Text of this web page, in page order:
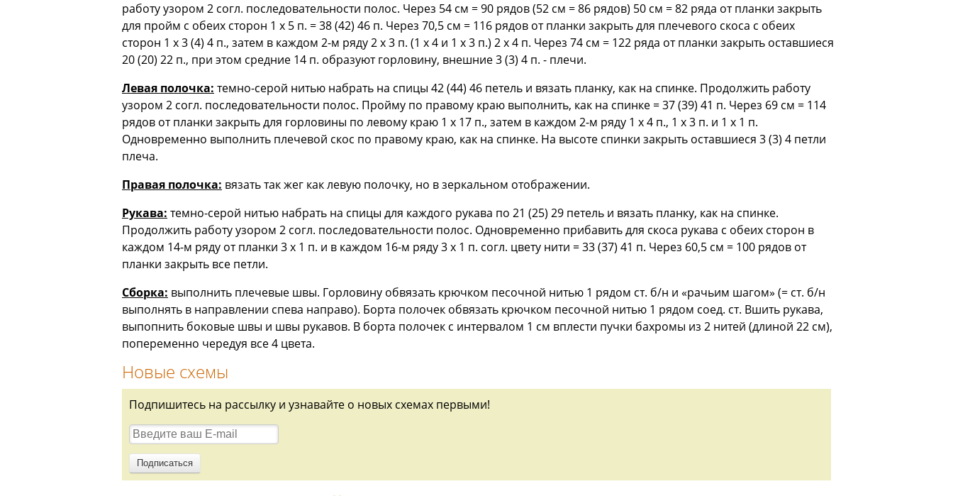
работу узором 2 согл. последовательности полос. Через 54 см = 90 рядов (52 см = 86 рядов) 50 см = 82 ряда от планки закрыть
для пройм с обеих сторон 1 х 5 п. = 38 (42) 46 п. Через 70,5 см = 116 рядов от планки закрыть для плечевого скоса с обеих
сторон 1 х 3 (4) 4 п., затем в каждом 2-м ряду 2 х 3 п. (1 х 4 и 1 х 3 п.) 2 х 4 п. Через 74 см = 122 ряда от планки закрыть оставшиеся
20 (20) 22 п., при этом средние 14 п. образуют горловину, внешние 3 (3) 4 п. - плечи.
Левая полочка: темно-серой нитью набрать на спицы 42 (44) 46 петель и вязать планку, как на спинке. Продолжить работу
узором 2 согл. последовательности полос. Пройму по правому краю выполнить, как на спинке = 37 (39) 41 п. Через 69 см = 114
рядов от планки закрыть для горловины по левому краю 1 х 17 п., затем в каждом 2-м ряду 1 х 4 п., 1 х 3 п. и 1 х 1 п.
Одновременно выполнить плечевой скос по правому краю, как на спинке. На высоте спинки закрыть оставшиеся 3 (3) 4 петли
плеча.
Правая полочка: вязать так жег как левую полочку, но в зеркальном отображении.
Рукава: темно-серой нитью набрать на спицы для каждого рукава по 21 (25) 29 петель и вязать планку, как на спинке.
Продолжить работу узором 2 согл. последовательности полос. Одновременно прибавить для скоса рукава с обеих сторон в
каждом 14-м ряду от планки 3 х 1 п. и в каждом 16-м ряду 3 x 1 п. согл. цвету нити = 33 (37) 41 п. Через 60,5 см = 100 рядов от
планки закрыть все петли.
Сборка: выполнить плечевые швы. Горловину обвязать крючком песочной нитью 1 рядом ст. б/н и «рачьим шагом» (= ст. б/н
выполнять в направлении спева направо). Борта полочек обвязать крючком песочной нитью 1 рядом соед. ст. Вшить рукава,
выпопнить боковые швы и швы рукавов. В борта полочек с интервалом 1 см вплести пучки бахромы из 2 нитей (длиной 22 см),
попеременно чередуя все 4 цвета.
Новые схемы
Подпишитесь на рассылку и узнавайте о новых схемах первыми!